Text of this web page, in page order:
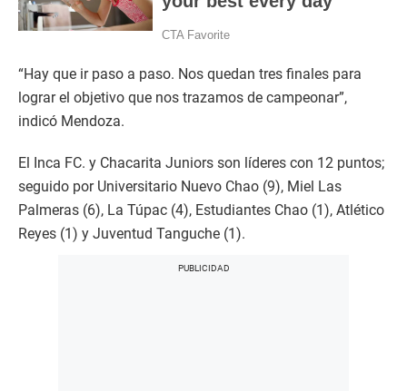
“Hay que ir paso a paso. Nos quedan tres finales para
lograr el objetivo que nos trazamos de campeonar”,
indicó Mendoza.
El Inca FC. y Chacarita Juniors son líderes con 12 puntos;
seguido por Universitario Nuevo Chao (9), Miel Las
Palmeras (6), La Túpac (4), Estudiantes Chao (1), Atlético
Reyes (1) y Juventud Tanguche (1).